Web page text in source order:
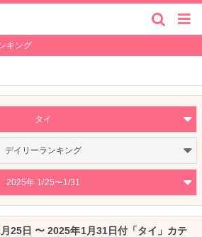
キング
タイ
デイリーランキング
2025年 1/25〜1/31
25日 〜 2025年1月31日付「タイ」カテ